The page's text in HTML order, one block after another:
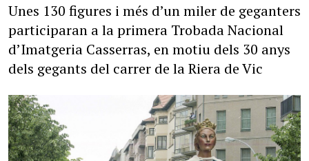
Unes 130 figures i més d’un miler de geganters
participaran a la primera Trobada Nacional
d’Imatgeria Casserras, en motiu dels 30 anys
dels gegants del carrer de la Riera de Vic